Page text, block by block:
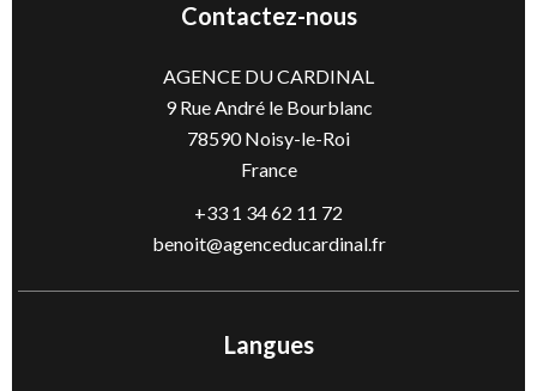
Contactez-nous
AGENCE DU CARDINAL
9 Rue André le Bourblanc
78590Noisy-le-Roi
France
+33 1 34 62 11 72
benoit@agenceducardinal.fr
Langues